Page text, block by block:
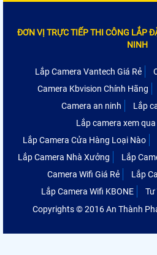
ĐƠN VỊ TRỰC TIẾP THI CÔNG LẮP
NINH
Lắp Camera Vantech Giá Rẻ
Camera Kbvision Chính Hãng
Camera an ninh
Lắp
Lắp camera xem
Lắp Camera Cửa Hàng Loại Nào
Lắp Camera Nhà Xưởng
Lắp
Camera Wifi Giá Rẻ
Lắp
Lắp Camera Wifi KBONE
Tư
Copyrights © 2016 An Thành